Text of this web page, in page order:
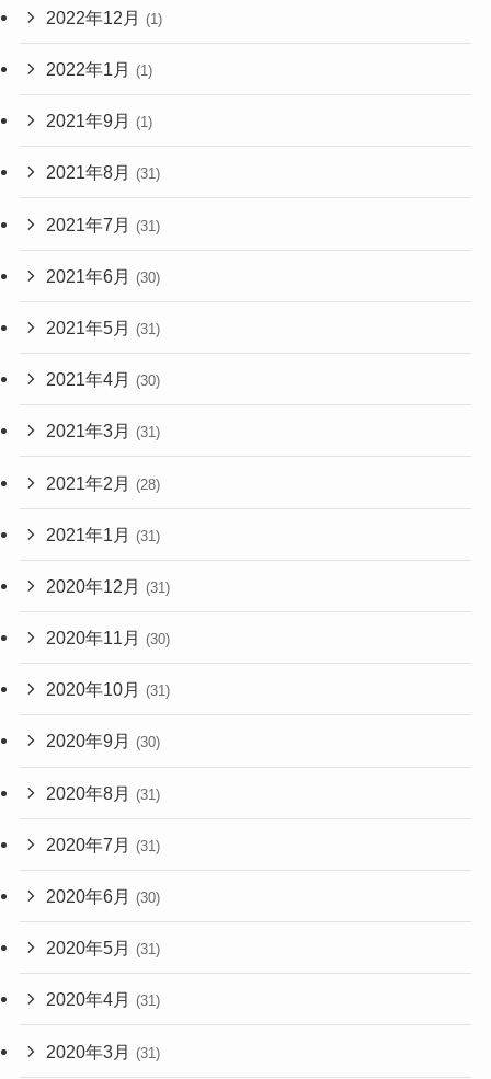
2022年12月 (1)
2022年1月 (1)
2021年9月 (1)
2021年8月 (31)
2021年7月 (31)
2021年6月 (30)
2021年5月 (31)
2021年4月 (30)
2021年3月 (31)
2021年2月 (28)
2021年1月 (31)
2020年12月 (31)
2020年11月 (30)
2020年10月 (31)
2020年9月 (30)
2020年8月 (31)
2020年7月 (31)
2020年6月 (30)
2020年5月 (31)
2020年4月 (31)
2020年3月 (31)